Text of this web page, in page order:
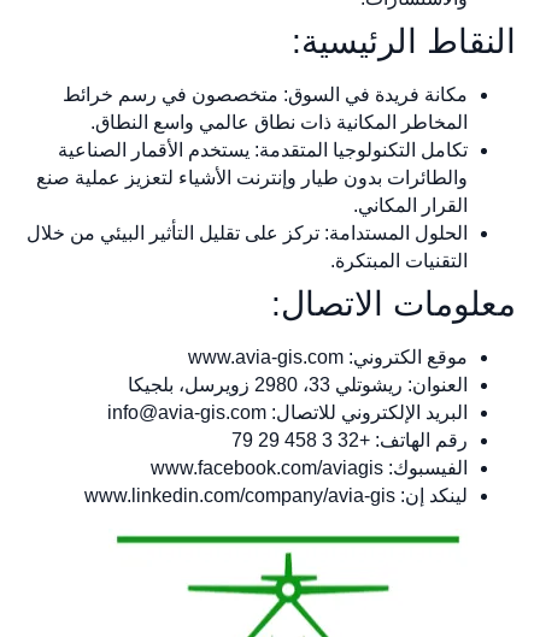
النقاط الرئيسية:
مكانة فريدة في السوق: متخصصون في رسم خرائط
المخاطر المكانية ذات نطاق عالمي واسع النطاق.
تكامل التكنولوجيا المتقدمة: يستخدم الأقمار الصناعية
والطائرات بدون طيار وإنترنت الأشياء لتعزيز عملية صنع
القرار المكاني.
الحلول المستدامة: تركز على تقليل التأثير البيئي من خلال
التقنيات المبتكرة.
معلومات الاتصال:
موقع الكتروني: www.avia-gis.com
العنوان: ريشوتلي 33، 2980 زويرسل، بلجيكا
البريد الإلكتروني للاتصال: info@avia-gis.com
رقم الهاتف: +32 3 458 29 79
الفيسبوك: www.facebook.com/aviagis
لينكد إن: www.linkedin.com/company/avia-gis